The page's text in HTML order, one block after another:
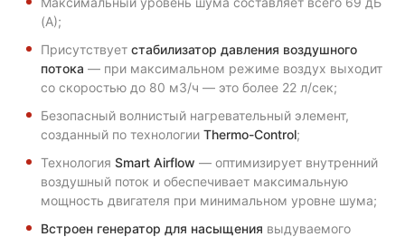
(А);
Присутствует стабилизатор давления воздушного
потока — при максимальном режиме воздух выходит
со скоростью до 80 м3/ч — это более 22 л/сек;
Безопасный волнистый нагревательный элемент,
созданный по технологии Thermo-Control;
Технология Smart Airflow — оптимизирует внутренний
воздушный поток и обеспечивает максимальную
мощность двигателя при минимальном уровне шума;
Встроен генератор для насыщения выдуваемого